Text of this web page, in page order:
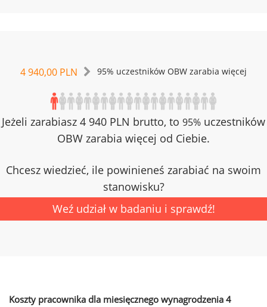
4 940,00 PLN 95% uczestników OBW zarabia więcej
Jeżeli zarabiasz 4 940 PLN brutto, to 95% uczestników
OBW zarabia więcej od Ciebie.
Chcesz wiedzieć, ile powinieneś zarabiać na swoim
stanowisku?
Weź udział w badaniu i sprawdź!
Koszty pracownika dla miesięcznego wynagrodzenia 4